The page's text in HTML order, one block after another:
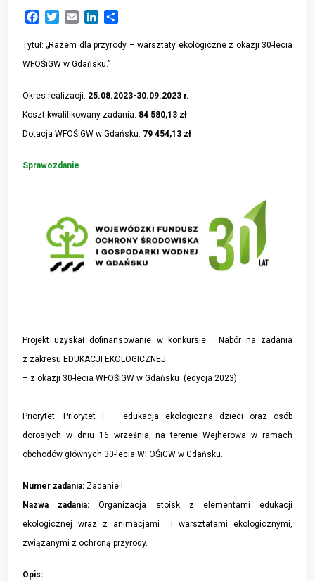
Facebook
TwitterEmail LinkedIn
Tytuł: „Razem dla przyrody – warsztaty ekologiczne z okazji 30-lecia
WFOŚiGW w Gdańsku.”
Okres realizacji: 25.08.2023-30.09.2023 r.
Koszt kwalifikowany zadania: 84 580,13 zł
Dotacja WFOŚiGW w Gdańsku: 79 454,13 zł
Sprawozdanie
Projekt uzyskał dofinansowanie w konkursie: Nabór na zadania
z zakresu EDUKACJI EKOLOGICZNEJ
– z okazji 30-lecia WFOŚiGW w Gdańsku (edycja 2023)
Priorytet: Priorytet I – edukacja ekologiczna dzieci oraz osób
dorosłych w dniu 16 września, na terenie Wejherowa w ramach
obchodów głównych 30-lecia WFOŚiGW w Gdańsku.
Numer zadania:Zadanie I
Nazwa zadania: Organizacja stoisk z elementami edukacji
ekologicznej wraz z animacjami i warsztatami ekologicznymi,
związanymi z ochroną przyrody.
Opis: